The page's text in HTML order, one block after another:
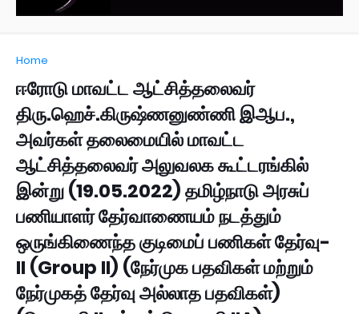
Home
ஈரோடு மாவட்ட ஆட்சித்தலைவர்
திரு.ஹெச்.கிருஷ்ணனுண்ணி இஆப.,
அவர்கள் தலைமையில் மாவட்ட
ஆட்சித்தலைவர் அலுவலக கூட்டரங்கில்
இன்று (19.05.2022) தமிழ்நாடு அரசுப்
பணியாளர் தேர்வாணையம் நடத்தும்
ஒருங்கிணைந்த குடிமைப் பணிகள் தேர்வு-
II (Group II) (நேர்முக பதவிகள் மற்றும்
நேர்முகத் தேர்வு அல்லாத பதவிகள்)